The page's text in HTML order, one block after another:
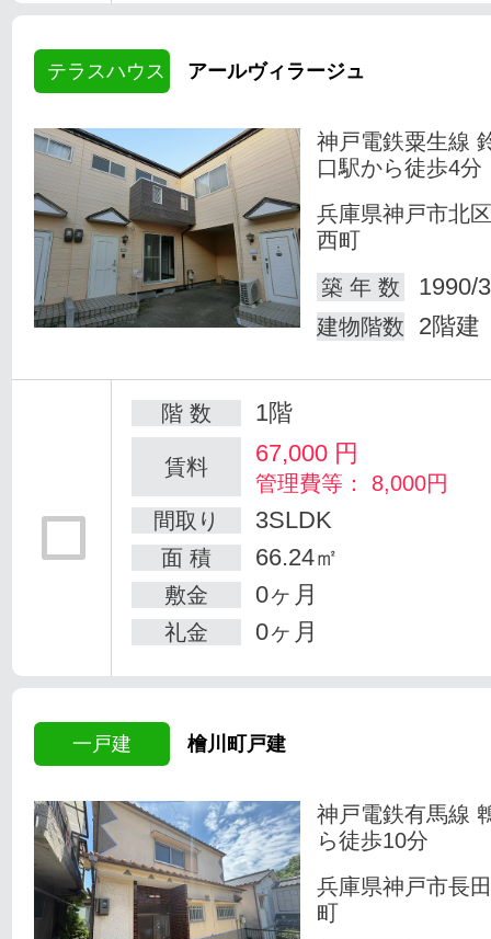
テラスハウス アールヴィラージュ
神戸電鉄粟生線
口駅から徒歩4分
兵庫県神戸市北
西町
築 年 数
1990/
建物階数 2階建
階 数 1階
賃料 67,000 円
管理費等： 8,000円
間取り
3SLDK
面 積 66.24㎡
敷金 0ヶ月
礼金 0ヶ月
一戸建 檜川町戸建
神戸電鉄有馬線
ら徒歩10分
兵庫県神戸市長
町